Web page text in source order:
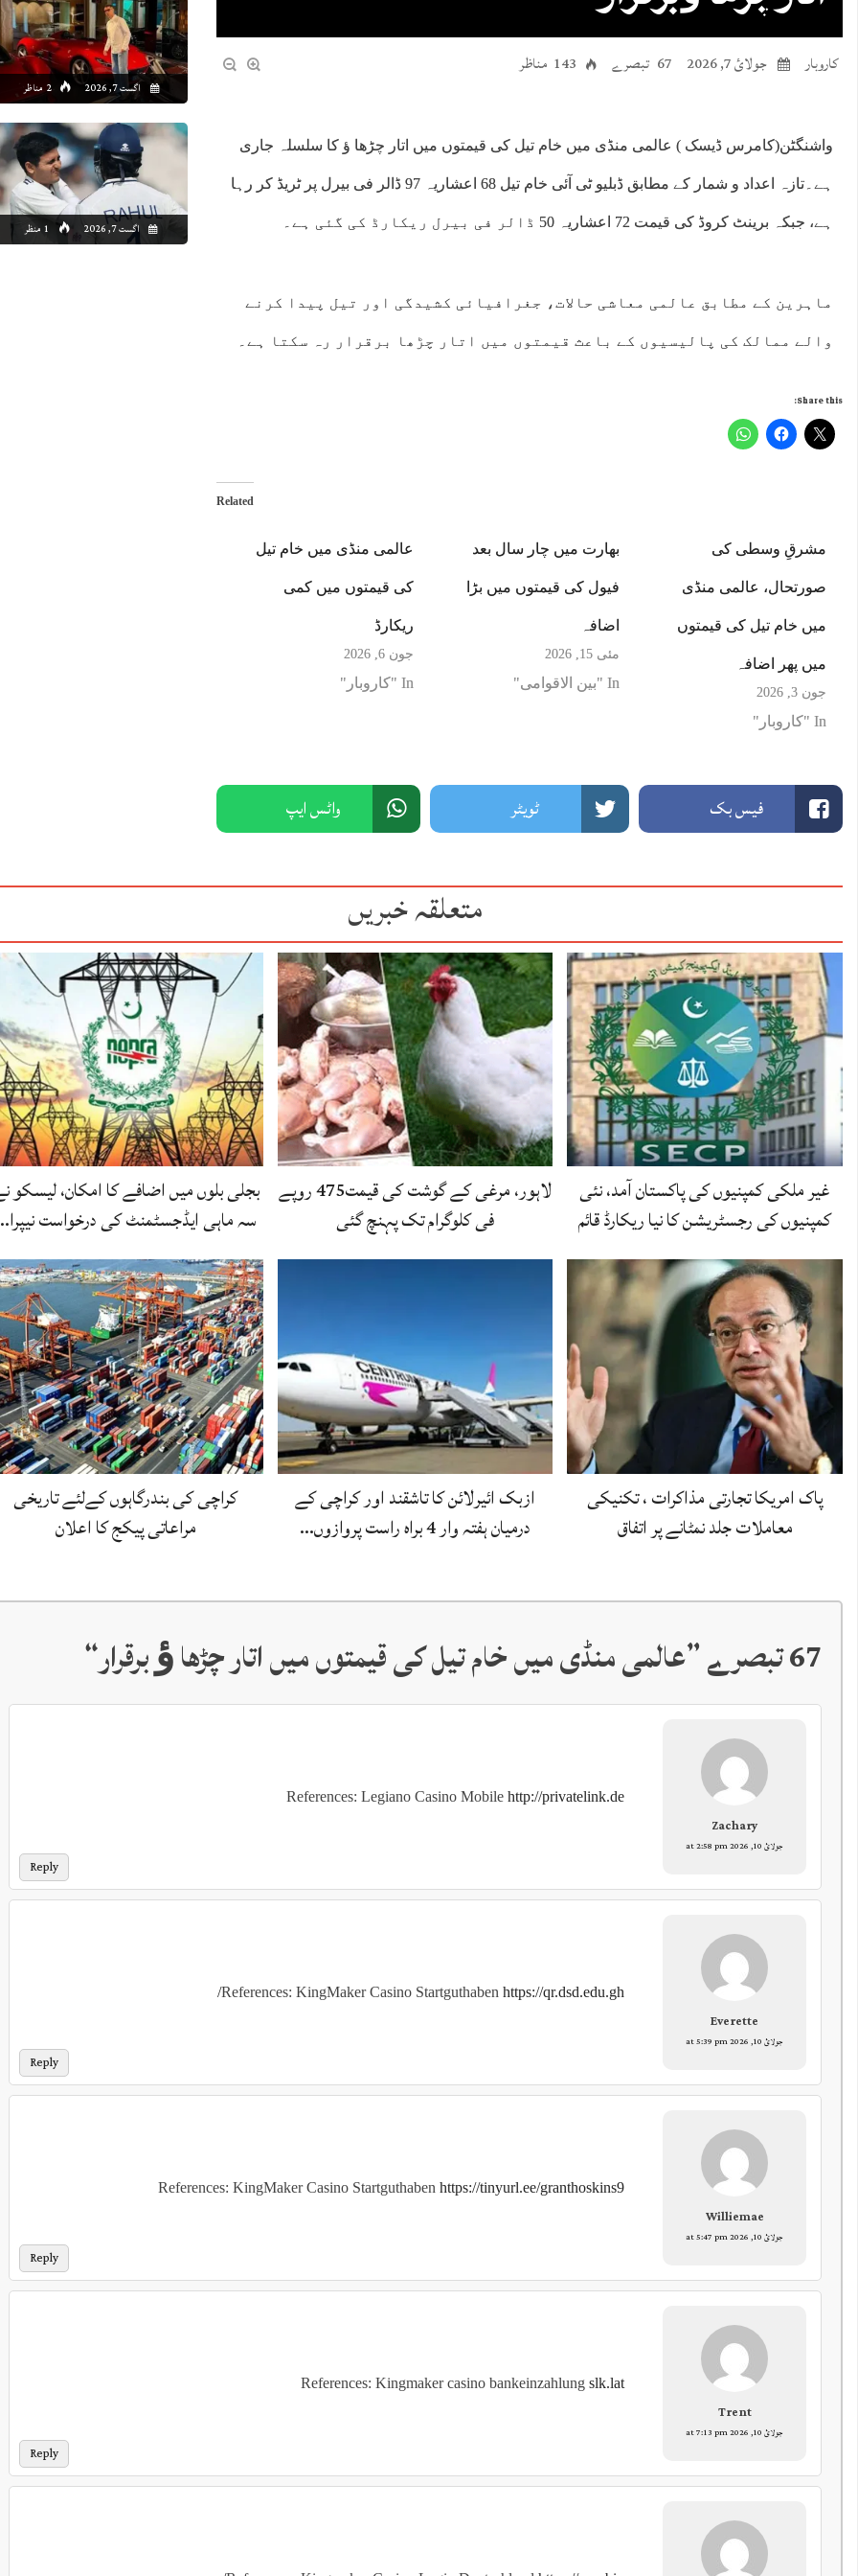
اگست 7, 2026 2 مناظر
اگست 7, 2026 1 منظر
کاروبار جولائ 7, 2026 67 تبصرے 143 مناظر
واشنگٹن(کامرس ڈیسک ) عالمی منڈی میں خام تیل کی قیمتوں میں اتار چڑھا ﺅ کا سلسلہ جاری
ہے۔تازہ اعداد و شمار کے مطابق ڈبلیو ٹی آئی خام تیل 68 اعشاریہ 97 ڈالر فی بیرل پر ٹریڈ کر رہا
ہے، جبکہ برینٹ کروڈ کی قیمت 72 اعشاریہ 50 ڈالر فی بیرل ریکارڈ کی گئی ہے۔
ماہرین کے مطابق عالمی معاشی حالات، جغرافیائی کشیدگی اور تیل پیدا کرنے
والے ممالک کی پالیسیوں کے باعث قیمتوں میں اتار چڑھا برقرار رہ سکتا ہے۔
Share this:
Related
عالمی منڈی میں خام تیل
کی قیمتوں میں کمی
ریکارڈ
جون 6, 2026
In "کاروبار"
بھارت میں چار سال بعد
فیول کی قیمتوں میں بڑا
اضافہ
مئی 15, 2026
In "بین الاقوامی"
مشرقِ وسطی کی
صورتحال، عالمی منڈی
میں خام تیل کی قیمتوں
میں پھر اضافہ
جون 3, 2026
In "کاروبار"
فیس بک ٹویٹر واٹس ایپ
متعلقہ خبریں
غیر ملکی کمپنیوں کی پاکستان آمد، نئی
کمپنیوں کی رجسٹریشن کا نیا ریکارڈ قائم
لاہور، مرغی کے گوشت کی قیمت475 روپے
فی کلوگرام تک پہنچ گئی
بجلی بلوں میں اضافے کا امکان، لیسکو
سہ ماہی ایڈجسٹمنٹ کی درخواست
پاک امریکا تجارتی مذاکرات ، تکنیکی
معاملات جلد نمٹانے پر اتفاق
ازبک ائیرلائن کا تاشقند اور کراچی کے
درمیان ہفتہ وار 4 براہ راست پروازوں…
کراچی کی بندرگاہوں کےلئے تاریخی
مراعاتی پیکج کا اعلان
67 تبصرے ” عالمی منڈی میں خام تیل کی قیمتوں میں اتار چڑھا ﺅ برقرار“
Zachary
جولائ 10, 2026 at 2:58 pm
References: Legiano Casino Mobile http://privatelink.de
Reply
Everette
جولائ 10, 2026 at 5:39 pm
References: KingMaker Casino Startguthaben https://qr.dsd.edu.gh/
Reply
Williemae
جولائ 10, 2026 at 5:47 pm
References: KingMaker Casino Startguthaben https://tinyurl.ee/granthoskins9
Reply
Trent
جولائ 10, 2026 at 7:13 pm
References: Kingmaker casino bankeinzahlung slk.lat
Reply